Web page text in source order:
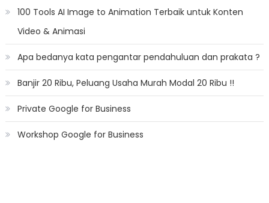
100 Tools AI Image to Animation Terbaik untuk Konten
Video & Animasi
Apa bedanya kata pengantar pendahuluan dan prakata ?
Banjir 20 Ribu, Peluang Usaha Murah Modal 20 Ribu !!
Private Google for Business
Workshop Google for Business